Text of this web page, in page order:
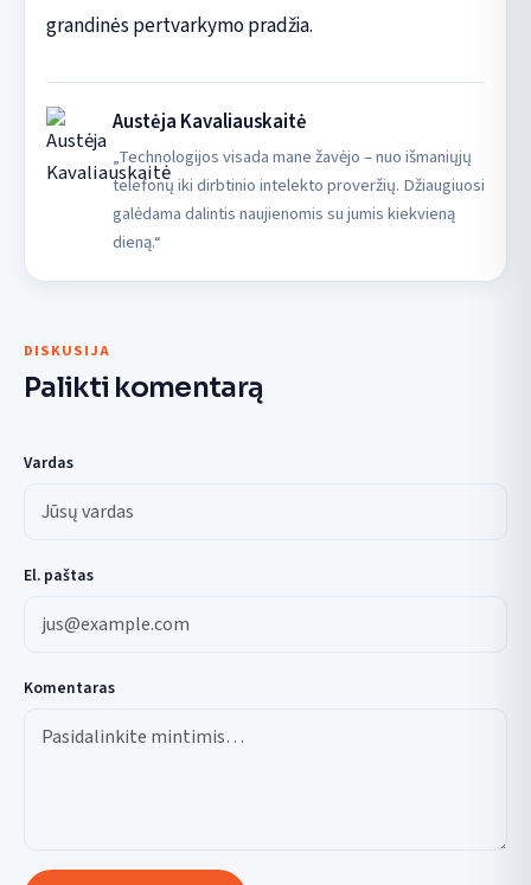
grandinės pertvarkymo pradžia.
Austėja Kavaliauskaitė
„Technologijos visada mane žavėjo – nuo išmaniųjų
telefonų iki dirbtinio intelekto proveržių. Džiaugiuosi
galėdama dalintis naujienomis su jumis kiekvieną
dieną.“
DISKUSIJA
Palikti komentarą
Vardas
El. paštas
Komentaras